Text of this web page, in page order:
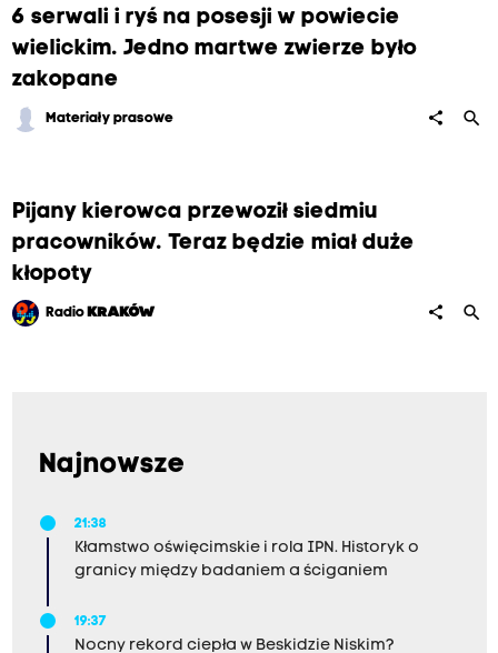
6 serwali i ryś na posesji w powiecie
wielickim. Jedno martwe zwierze było
zakopane
Materiały prasowe share search
Pijany kierowca przewoził siedmiu
pracowników. Teraz będzie miał duże
kłopoty
Radio KRAKÓW share search
Najnowsze
21:38
Kłamstwo oświęcimskie i rola IPN. Historyk o
granicy między badaniem a ściganiem
19:37
Nocny rekord ciepła w Beskidzie Niskim?